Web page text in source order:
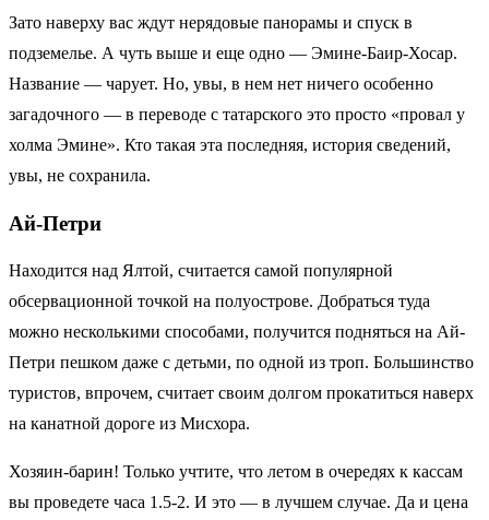
Зато наверху вас ждут нерядовые панорамы и спуск в
подземелье. А чуть выше и еще одно — Эмине-Баир-Хосар.
Название — чарует. Но, увы, в нем нет ничего особенно
загадочного — в переводе с татарского это просто «провал у
холма Эмине». Кто такая эта последняя, история сведений,
увы, не сохранила.
Ай-Петри
Находится над Ялтой, считается самой популярной
обсервационной точкой на полуострове. Добраться туда
можно несколькими способами, получится подняться на Ай-
Петри пешком даже с детьми, по одной из троп. Большинство
туристов, впрочем, считает своим долгом прокатиться наверх
на канатной дороге из Мисхора.
Хозяин-барин! Только учтите, что летом в очередях к кассам
вы проведете часа 1.5-2. И это — в лучшем случае. Да и цена